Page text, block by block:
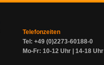
Telefonzeiten
Tel: +49 (0)2273-60188-0
Mo-Fr: 10-12 Uhr | 14-18 Uhr